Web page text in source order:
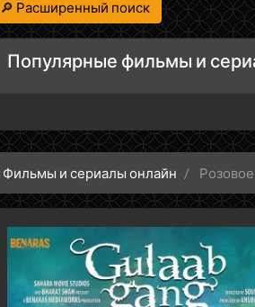
🔎 Расширенный поиск
Популярные фильмы и
Фильмы и сериалы онлайн